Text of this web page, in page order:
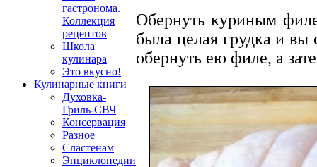
гастронома.
Коллекция
рецептов
Школа
кулинара
Это вкусно!
Кулинарные книги
Духовка-
Гриль-СВЧ
Консервация
Разное
Сластенам
Энциклопедии
Обернуть куриным
была целая грудка и
обернуть ею филе, а